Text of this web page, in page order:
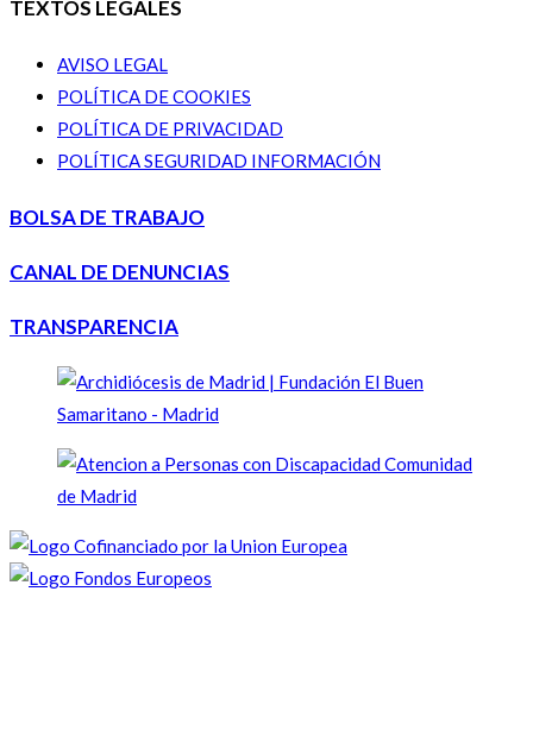
TEXTOS LEGALES
AVISO LEGAL
POLÍTICA DE COOKIES
POLÍTICA DE PRIVACIDAD
POLÍTICA SEGURIDAD INFORMACIÓN
BOLSA DE TRABAJO
CANAL DE DENUNCIAS
TRANSPARENCIA